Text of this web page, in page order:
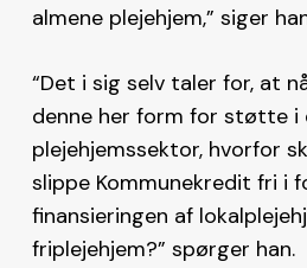
almene plejehjem,” siger
“Det i sig selv taler for, at
denne her form for støtte i
plejehjemssektor, hvorfor
slippe Kommunekredit fri i
finansieringen af
friplejehjem?” spørger han.